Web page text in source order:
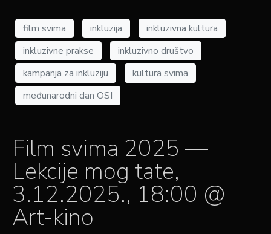
film svima inkluzija
inkluzivna kultura
inkluzivne prakse
inkluzivno društvo
kampanja za inkluziju
kultura svima
međunarodni dan OSI
Film svima 2025 —
Lekcije mog tate,
3.12.2025., 18:00 @
Art-kino